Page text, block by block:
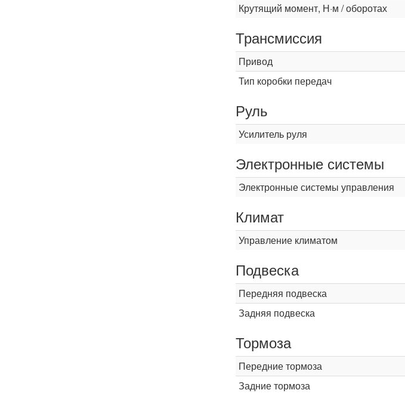
Крутящий момент, Н·м / оборотах
Трансмиссия
Привод
Тип коробки передач
Руль
Усилитель руля
Электронные системы
Электронные системы управления
Климат
Управление климатом
Подвеска
Передняя подвеска
Задняя подвеска
Тормоза
Передние тормоза
Задние тормоза